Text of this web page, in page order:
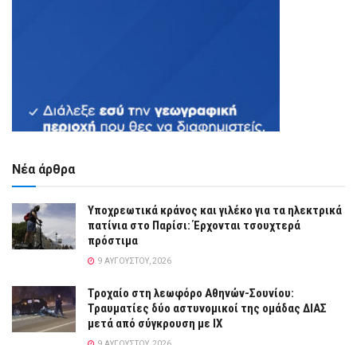
Νέα άρθρα
Υποχρεωτικά κράνος και γιλέκο για τα ηλεκτρικά
πατίνια στο Παρίσι: Έρχονται τσουχτερά
πρόστιμα
9 ΑΥΓΟΎΣΤΟΥ, 2026
Τροχαίο στη λεωφόρο Αθηνών-Σουνίου:
Τραυματίες δύο αστυνομικοί της ομάδας ΔΙΑΣ
μετά από σύγκρουση με ΙΧ